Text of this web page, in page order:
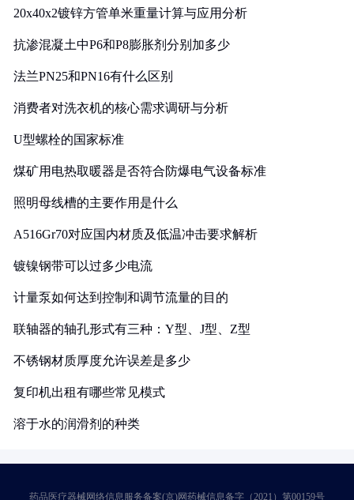
20x40x2镀锌方管单米重量计算与应用分析
抗渗混凝土中P6和P8膨胀剂分别加多少
法兰PN25和PN16有什么区别
消费者对洗衣机的核心需求调研与分析
U型螺栓的国家标准
煤矿用电热取暖器是否符合防爆电气设备标准
照明母线槽的主要作用是什么
A516Gr70对应国内材质及低温冲击要求解析
镀镍钢带可以过多少电流
计量泵如何达到控制和调节流量的目的
联轴器的轴孔形式有三种：Y型、J型、Z型
不锈钢材质厚度允许误差是多少
复印机出租有哪些常见模式
溶于水的润滑剂的种类
药品医疗器械网络信息服务备案(京)网药械信息备字（2021）第00159号